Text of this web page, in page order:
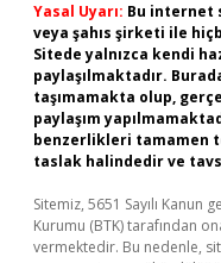
Yasal Uyarı: Bu internet
veya şahıs şirketi ile
Sitede yalnızca kendi
paylaşılmaktadır.
taşımamakta olup,
paylaşım
benzerlikleri tamamen
taslak halindedir ve
Sitemiz, 5651 Sayılı
Kurumu (BTK) tarafından
vermektedir. Bu nedenle,